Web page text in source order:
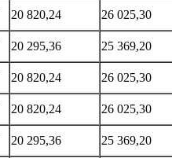
20 820,24 26 025,30
20 295,36 25 369,20
20 820,24 26 025,30
20 820,24 26 025,30
20 295,36 25 369,20